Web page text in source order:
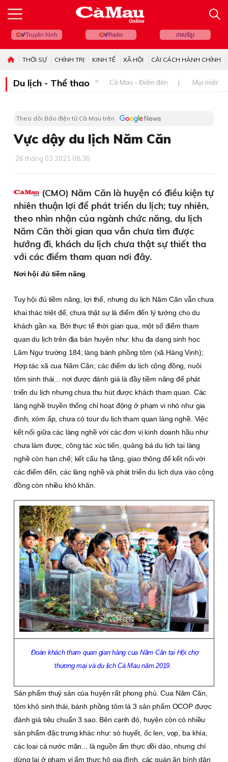
Truyền hình Radio ភាសាខ្មែរ
THỜI SỰ CHÍNH TRỊ KINH TẾ XÃ HỘI CẢI CÁCH HÀNH CHÍNH
Du lịch - Thể thao Cà Mau - Điểm đến Mọi miền
Theo dõi Báo điện tử Cà Mau trên
Vực dậy du lịch Năm Căn
26 tháng 03 2021 08:30
(CMO) Năm Căn là huyện có điều kiện tự
nhiên thuận lợi để phát triển du lịch; tuy nhiên,
theo nhìn nhận của ngành chức năng, du lịch
Năm Căn thời gian qua vẫn chưa tìm được
hướng đi, khách du lịch chưa thật sự thiết tha
với các điểm tham quan nơi đây.
Nơi hội đủ tiềm năng
Tuy hội đủ tiềm năng, lợi thế, nhưng du lịch Năm Căn vẫn chưa
khai thác triệt để, chưa thật sự là điểm đến lý tưởng cho du
khách gần xa. Bởi thực tế thời gian qua, một số điểm tham
quan du lịch trên địa bàn huyện như: khu đa dạng sinh học
Lâm Ngư trường 184; làng bánh phồng tôm (xã Hàng Vịnh);
Hợp tác xã cua Năm Căn; các điểm du lịch cộng đồng, nuôi
tôm sinh thái... nơi được đánh giá là đầy tiềm năng để phát
triển du lịch nhưng chưa thu hút được khách tham quan. Các
làng nghề truyền thống chỉ hoạt động ở phạm vi nhỏ như gia
đình, xóm ấp, chưa có tour du lịch tham quan làng nghề. Việc
kết nối giữa các làng nghề với các đơn vị kinh doanh hầu như
chưa làm được, công tác xúc tiến, quảng bá du lịch tại làng
nghề còn hạn chế; kết cấu hạ tầng, giao thông để kết nối với
các điểm đến, các làng nghề và phát triển du lịch dựa vào cộng
đồng còn nhiều khó khăn.
Ðoàn khách tham quan gian hàng cua Năm Căn tại Hội chợ
thương mại và du lịch Cà Mau năm 2019.
Sản phẩm thuỷ sản của huyện rất phong phú. Cua Năm Căn,
tôm khô sinh thái, bánh phồng tôm là 3 sản phẩm OCOP được
đánh giá tiêu chuẩn 3 sao. Bên cạnh đó, huyện còn có nhiều
sản phẩm đặc trưng khác như: sò huyết, ốc len, vọp, ba khía,
các loại cá nước mặn... là nguồn ẩm thực dồi dào, nhưng chỉ
dừng lại ở phạm vi ẩm thực hộ gia đình, các quán ăn bình dân